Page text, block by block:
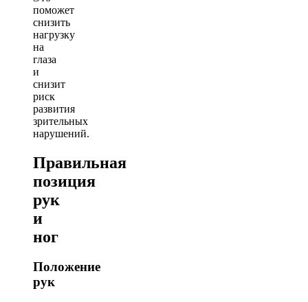
поможет
снизить
нагрузку
на
глаза
и
снизит
риск
развития
зрительных
нарушений.
Правильная
позиция
рук
и
ног
Положение
рук